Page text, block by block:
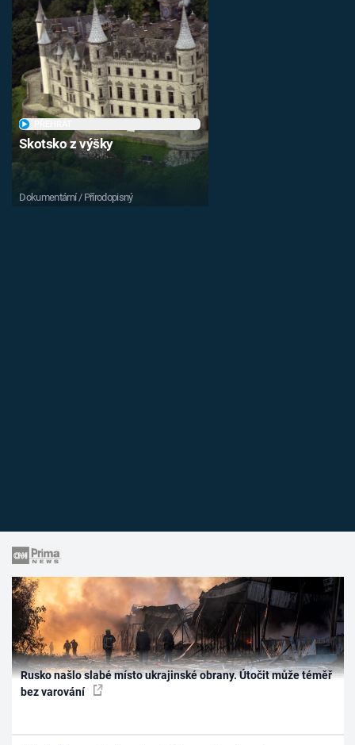
Skotsko z výšky
Dokumentární / Přírodopisný
Rusko našlo slabé místo ukrajinské obrany. Útočit může téměř
bez varování